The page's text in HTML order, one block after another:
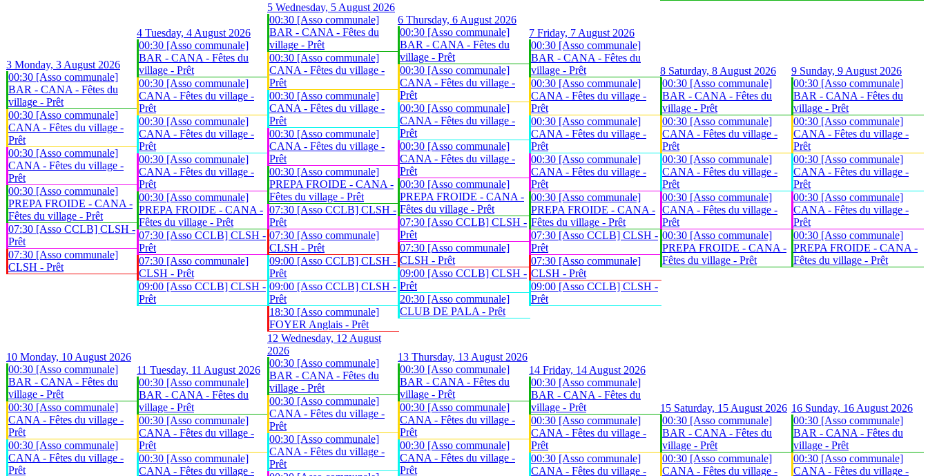
3 Monday, 3 August 2026
00:30 [Asso communale]
BAR - CANA - Fêtes du
village - Prêt
00:30 [Asso communale]
CANA - Fêtes du village -
Prêt
00:30 [Asso communale]
CANA - Fêtes du village -
Prêt
00:30 [Asso communale]
PREPA FROIDE - CANA -
Fêtes du village - Prêt
07:30 [Asso CCLB] CLSH -
Prêt
07:30 [Asso communale]
CLSH - Prêt
4 Tuesday, 4 August 2026
00:30 [Asso communale]
BAR - CANA - Fêtes du
village - Prêt
00:30 [Asso communale]
CANA - Fêtes du village -
Prêt
00:30 [Asso communale]
CANA - Fêtes du village -
Prêt
00:30 [Asso communale]
CANA - Fêtes du village -
Prêt
00:30 [Asso communale]
PREPA FROIDE - CANA -
Fêtes du village - Prêt
07:30 [Asso CCLB] CLSH -
Prêt
07:30 [Asso communale]
CLSH - Prêt
09:00 [Asso CCLB] CLSH -
Prêt
5 Wednesday, 5 August 2026
00:30 [Asso communale]
BAR - CANA - Fêtes du
village - Prêt
00:30 [Asso communale]
CANA - Fêtes du village -
Prêt
00:30 [Asso communale]
CANA - Fêtes du village -
Prêt
00:30 [Asso communale]
CANA - Fêtes du village -
Prêt
00:30 [Asso communale]
PREPA FROIDE - CANA -
Fêtes du village - Prêt
07:30 [Asso CCLB] CLSH -
Prêt
07:30 [Asso communale]
CLSH - Prêt
09:00 [Asso CCLB] CLSH -
Prêt
09:00 [Asso CCLB] CLSH -
Prêt
18:30 [Asso communale]
FOYER Anglais - Prêt
6 Thursday, 6 August 2026
00:30 [Asso communale]
BAR - CANA - Fêtes du
village - Prêt
00:30 [Asso communale]
CANA - Fêtes du village -
Prêt
00:30 [Asso communale]
CANA - Fêtes du village -
Prêt
00:30 [Asso communale]
CANA - Fêtes du village -
Prêt
00:30 [Asso communale]
PREPA FROIDE - CANA -
Fêtes du village - Prêt
07:30 [Asso CCLB] CLSH -
Prêt
07:30 [Asso communale]
CLSH - Prêt
09:00 [Asso CCLB] CLSH -
Prêt
20:30 [Asso communale]
CLUB DE PALA - Prêt
7 Friday, 7 August 2026
00:30 [Asso communale]
BAR - CANA - Fêtes du
village - Prêt
00:30 [Asso communale]
CANA - Fêtes du village -
Prêt
00:30 [Asso communale]
CANA - Fêtes du village -
Prêt
00:30 [Asso communale]
CANA - Fêtes du village -
Prêt
00:30 [Asso communale]
PREPA FROIDE - CANA -
Fêtes du village - Prêt
07:30 [Asso CCLB] CLSH -
Prêt
07:30 [Asso communale]
CLSH - Prêt
09:00 [Asso CCLB] CLSH -
Prêt
8 Saturday, 8 August 2026
00:30 [Asso communale]
BAR - CANA - Fêtes du
village - Prêt
00:30 [Asso communale]
CANA - Fêtes du village -
Prêt
00:30 [Asso communale]
CANA - Fêtes du village -
Prêt
00:30 [Asso communale]
CANA - Fêtes du village -
Prêt
00:30 [Asso communale]
PREPA FROIDE - CANA -
Fêtes du village - Prêt
9 Sunday, 9 August 2026
00:30 [Asso communale]
BAR - CANA - Fêtes du
village - Prêt
00:30 [Asso communale]
CANA - Fêtes du village -
Prêt
00:30 [Asso communale]
CANA - Fêtes du village -
Prêt
00:30 [Asso communale]
CANA - Fêtes du village -
Prêt
00:30 [Asso communale]
PREPA FROIDE - CANA -
Fêtes du village - Prêt
10 Monday, 10 August 2026
00:30 [Asso communale]
BAR - CANA - Fêtes du
village - Prêt
00:30 [Asso communale]
CANA - Fêtes du village -
Prêt
00:30 [Asso communale]
CANA - Fêtes du village -
Prêt
11 Tuesday, 11 August 2026
00:30 [Asso communale]
BAR - CANA - Fêtes du
village - Prêt
00:30 [Asso communale]
CANA - Fêtes du village -
Prêt
00:30 [Asso communale]
CANA - Fêtes du village -
12 Wednesday, 12 August
2026
00:30 [Asso communale]
BAR - CANA - Fêtes du
village - Prêt
00:30 [Asso communale]
CANA - Fêtes du village -
Prêt
00:30 [Asso communale]
CANA - Fêtes du village -
Prêt
13 Thursday, 13 August 2026
00:30 [Asso communale]
BAR - CANA - Fêtes du
village - Prêt
00:30 [Asso communale]
CANA - Fêtes du village -
Prêt
00:30 [Asso communale]
CANA - Fêtes du village -
Prêt
14 Friday, 14 August 2026
00:30 [Asso communale]
BAR - CANA - Fêtes du
village - Prêt
00:30 [Asso communale]
CANA - Fêtes du village -
Prêt
00:30 [Asso communale]
CANA - Fêtes du village -
15 Saturday, 15 August 2026
00:30 [Asso communale]
BAR - CANA - Fêtes du
village - Prêt
00:30 [Asso communale]
CANA - Fêtes du village -
16 Sunday, 16 August 2026
00:30 [Asso communale]
BAR - CANA - Fêtes du
village - Prêt
00:30 [Asso communale]
CANA - Fêtes du village -